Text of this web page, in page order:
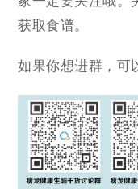
获取食谱。
如果你想进群，可